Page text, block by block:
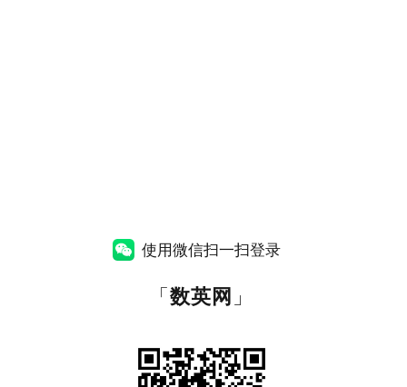
使用微信扫一扫登录
「数英网 」